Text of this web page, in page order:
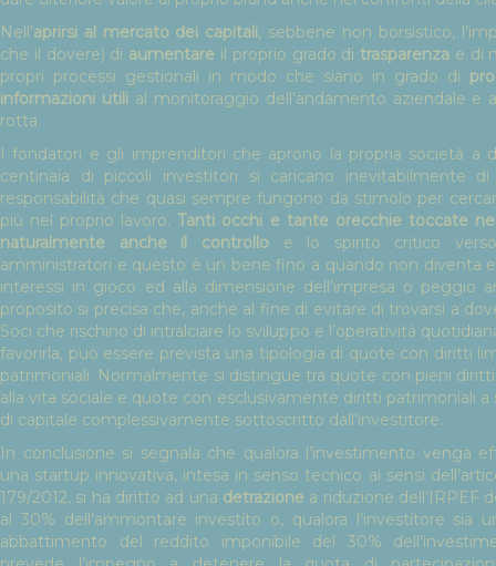
Nell’aprirsi al mercato dei capitali, sebbene non borsistico,
che il dovere) di aumentare il proprio grado di trasparenza e di
propri processi gestionali in modo che siano in grado di
informazioni utilial monitoraggio dell’andamento aziendale e
rotta.
I fondatori e gli imprenditori che aprono la propria società a
centinaia di piccoli investitori si caricano inevitabilmente
responsabilità che quasi sempre fungono da stimolo per
più nel proprio lavoro.Tanti occhi e tante orecchie toccate
naturalmente anche il controlloe lo spirito critico verso
amministratori e questo è un bene fino a quando non diventa
interessi in gioco ed alla dimensione dell’impresa o peggio
proposito si precisa che, anche al fine di evitare di trovarsi a
Soci che rischino di intralciare lo sviluppo e l’operatività
favorirla, può essere prevista una tipologia di quote con diritti
patrimoniali. Normalmente si distingue tra quote con pieni
alla vita sociale e quote con esclusivamente diritti patrimoniali a
di capitale complessivamente sottoscritto dall’investitore.
In conclusione si segnala che qualora l’investimento venga
una startup innovativa, intesa in senso tecnico ai sensi
179/2012, si ha diritto ad una detrazione a riduzione dell’IRPEF
al 30% dell’ammontare investito o, qualora l’investitore sia
abbattimento del reddito imponibile del 30%